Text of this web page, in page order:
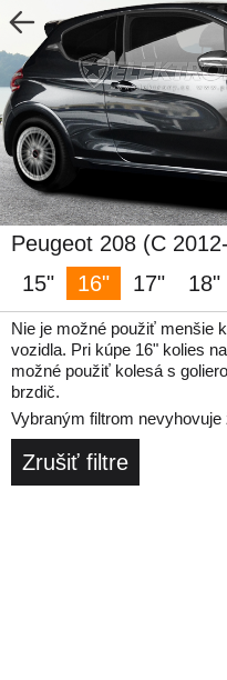
Peugeot 208 (C
15"
16" 17" 18"
Nie je možné použiť menšie
vozidla. Pri kúpe 16" kolies
možné použiť kolesá s
brzdič.
Vybraným filtrom nevyhovuje
Zrušiť filtre